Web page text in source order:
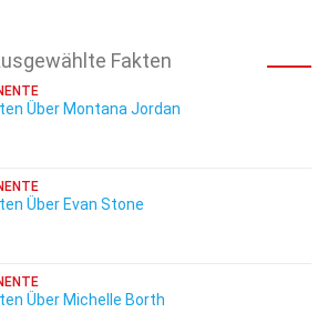
Fakten
Über Montana Jordan
Über Evan Stone
Über Michelle Borth